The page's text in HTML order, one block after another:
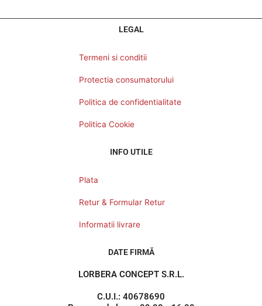
LEGAL
Termeni si conditii
Protectia consumatorului
Politica de confidentialitate
Politica Cookie
INFO UTILE
Plata
Retur & Formular Retur
Informatii livrare
DATE FIRMĂ
LORBERA CONCEPT S.R.L.
C.U.I.: 40678690